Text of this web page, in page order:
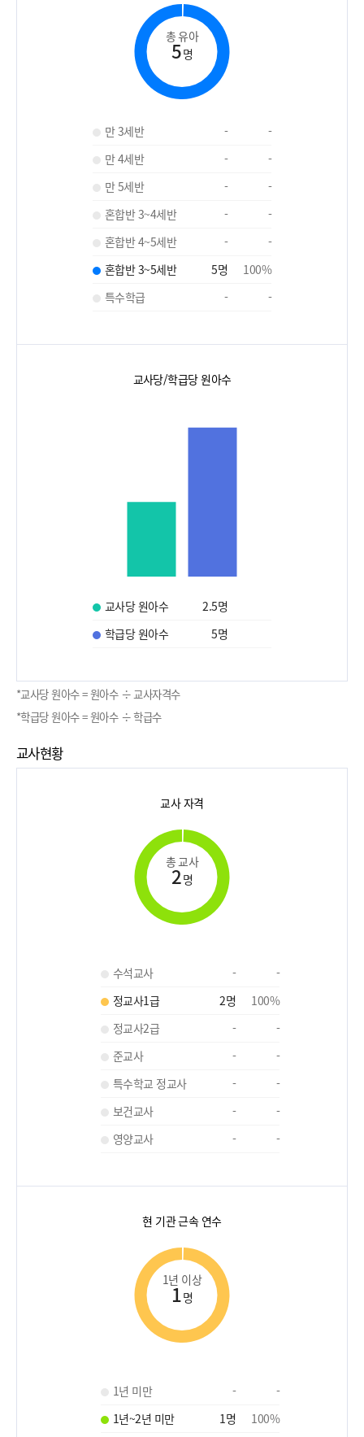
총 유아
5명
만 3세반 -
-
만 4세반
-
-
만 5세반
-
-
혼합반 3~4세반
-
-
혼합반 4~5세반
-
-
혼합반 3~5세반
5명 100%
특수학급
- -
교사당/학급당 원아수
교사당 원아수 2.5명
학급당 원아수
5명
*교사당 원아수 = 원아수 ÷ 교사자격수
*학급당 원아수 = 원아수 ÷ 학급수
교사현황
교사 자격
총 교사
2명
수석교사 -
-
정교사1급
2명 100%
정교사2급
-
-
준교사
-
-
특수학교 정교사
-
-
보건교사
-
-
영양교사
- -
현 기관 근속 연수
1년 이상
1명
1년 미만 -
-
1년~2년 미만
1명 100%